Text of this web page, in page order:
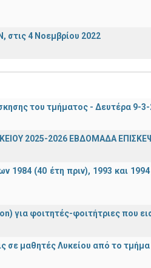
στις 4 Νοεμβρίου 2022
του τμήματος - Δευτέρα 9-
2025-2026 ΕΒΔΟΜΑΔΑ
1984 (40 έτη πριν), 1993 και
για φοιτητές-φοιτήτριες που
σε μαθητές Λυκείου από το